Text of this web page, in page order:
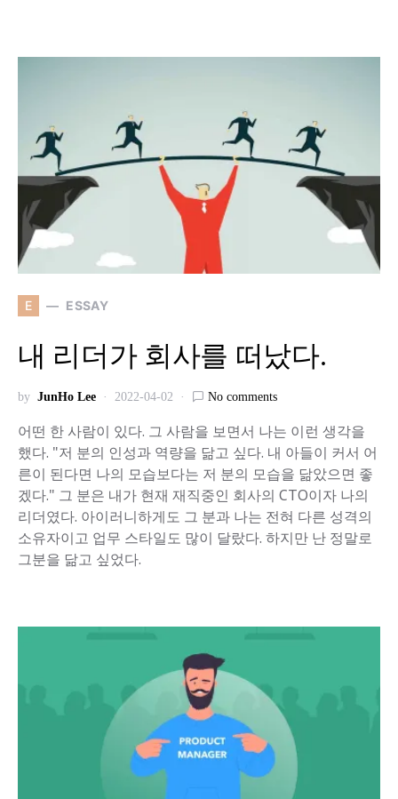
E ESSAY
내 리더가 회사를 떠났다.
by JunHo Lee 2022-04-02 No comments
어떤 한 사람이 있다. 그 사람을 보면서 나는 이런 생각을
했다. "저 분의 인성과 역량을 닮고 싶다. 내 아들이 커서 어
른이 된다면 나의 모습보다는 저 분의 모습을 닮았으면 좋
겠다." 그 분은 내가 현재 재직중인 회사의 CTO이자 나의
리더였다. 아이러니하게도 그 분과 나는 전혀 다른 성격의
소유자이고 업무 스타일도 많이 달랐다. 하지만 난 정말로
그분을 닮고 싶었다.